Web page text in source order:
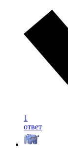
1
ответ